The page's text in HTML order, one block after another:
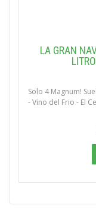
LA GRAN
Solo 4 Magnum!
- Vino del Frio - El